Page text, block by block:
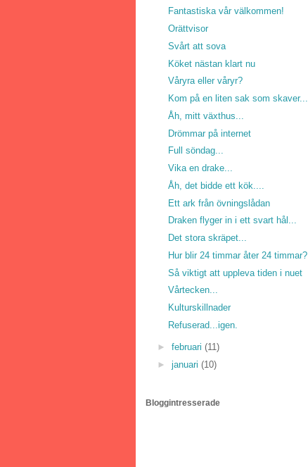
Fantastiska vår välkommen!
Orättvisor
Svårt att sova
Köket nästan klart nu
Våryra eller våryr?
Kom på en liten sak som skaver...
Åh, mitt växthus...
Drömmar på internet
Full söndag...
Vika en drake...
Åh, det bidde ett kök....
Ett ark från övningslådan
Draken flyger in i ett svart hål...
Det stora skräpet...
Hur blir 24 timmar åter 24 timmar?
Så viktigt att uppleva tiden i nuet
Vårtecken...
Kulturskillnader
Refuserad...igen.
► februari (11)
► januari (10)
Bloggintresserade